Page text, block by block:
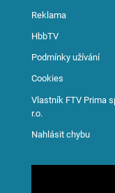
Reklama
HbbTV
Podmínky užívání
Cookies
Vlastník FTV Prima
r.o.
Nahlásit chybu